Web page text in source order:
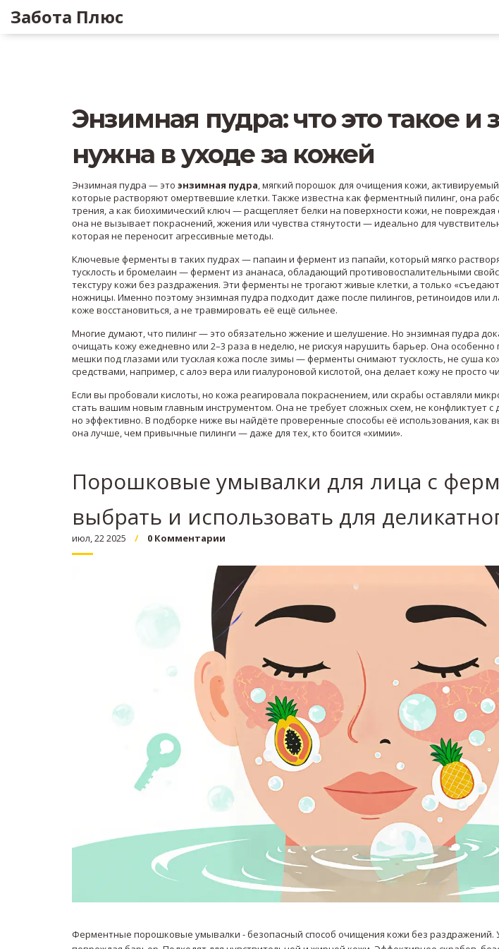
Забота Плюс
Энзимная пудра: что это такое и
нужна в уходе за кожей
Энзимная пудра — это энзимная пудра,мягкий порошок для очищения кожи,
которые растворяют омертвевшие клетки. Также известна как ферментный пилинг, она
трения, а как биохимический ключ — расщепляет белки на поверхности кожи, не повреждая
она не вызывает покраснений, жжения или чувства стянутости — идеально для
которая не переносит агрессивные методы.
Ключевые ферменты в таких пудрах —папаин и фермент из папайи, который мягко
тусклость и бромелаин — фермент из ананаса, обладающий противовоспалительными
текстуру кожи без раздражения. Эти ферменты не трогают живые клетки, а только
ножницы. Именно поэтому энзимная пудра подходит даже после пилингов, ретиноидов или
коже восстановиться, а не травмировать её ещё сильнее.
Многие думают, что пилинг — это обязательно жжение и шелушение. Но энзимная пудра
очищать кожу ежедневно или 2–3 раза в неделю, не рискуя нарушить барьер. Она особенно
мешки под глазами или тусклая кожа после зимы — ферменты снимают тусклость, не суша
средствами, например, с алоэ вера или гиалуроновой кислотой, она делает кожу не просто
Если вы пробовали кислоты, но кожа реагировала покраснением, или скрабы оставляли
стать вашим новым главным инструментом. Она не требует сложных схем, не конфликтует с
но эффективно. В подборке ниже вы найдёте проверенные способы её использования, как
она лучше, чем привычные пилинги — даже для тех, кто боится «химии».
Порошковые умывалки для лица с
выбрать и использовать для
июл, 22 2025 0 Комментарии
Ферментные порошковые умывалки - безопасный способ очищения кожи без раздражений.